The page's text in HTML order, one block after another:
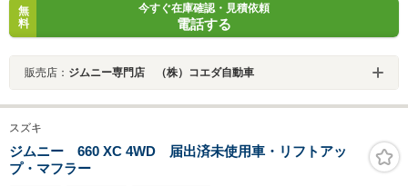
無
料
今すぐ在庫確認・見積依頼
電話する
販売店： ジムニー専門店 （株）コエダ自動車
スズキ
ジムニー 660 XC 4WD 届出済未使用車・リフトアッ
プ・マフラー